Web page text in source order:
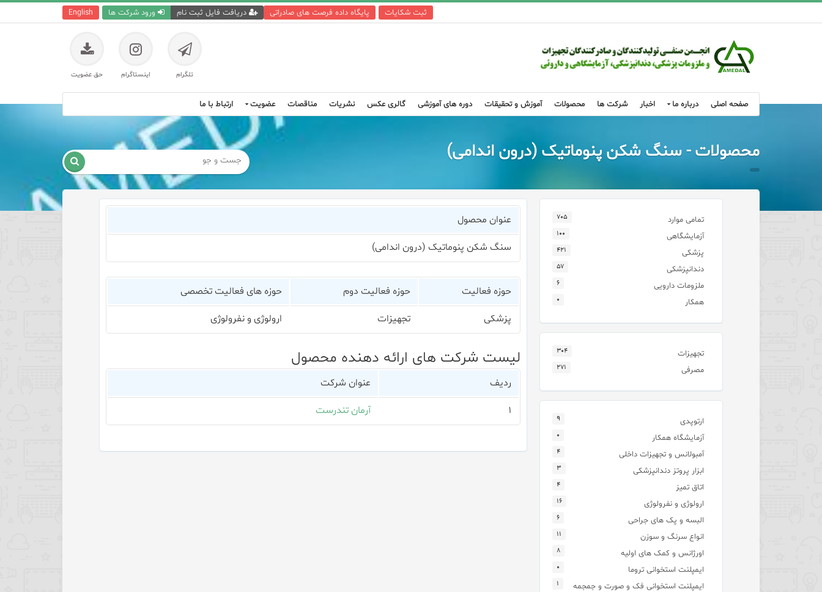
English ورود شرکت ها دریافت فایل ثبت نام پایگاه داده فرصت های صادراتی ثبت شکایات
تلگرام اینستاگرام حق عضویت
صفحه اصلی درباره ما اخبار شرکت ها محصولات آموزش و تحقیقات دوره های آموزشی گالری عکس نشریات مناقصات عضویت ارتباط با ما
محصولات - سنگ شكن پنوماتیک (درون اندامی) 
عنوان محصول
سنگ شكن پنوماتیک (درون اندامی)
حوزه فعالیت حوزه فعالیت دوم حوزه های فعالیت تخصصی
پزشکی تجهیزات ارولوژی و نفرولوژی
لیست شرکت های ارائه دهنده محصول
ردیف عنوان شرکت
۱ آرمان تندرست
تمامی موارد ۷۰۵
آزمایشگاهی ۱۰۰
پزشکی ۴۲۱
دندانپزشکی ۵۷
ملزومات دارویی ۶
همکار ۰
تجهیزات ۳۰۴
مصرفی ۲۷۱
ارتوپدی ۹
آزمایشگاه همکار ۰
آمبولانس و تجهیزات داخلی ۴
ابزار پروتز دندانپزشکی ۳
اتاق تمیز ۴
ارولوژی و نفرولوژی ۱۶
البسه و پک های جراحی ۶
انواع سرنگ و سوزن ۱۱
اورژانس و کمک های اولیه ۸
ایمپلنت استخوانی تروما ۰
ایمپلنت استخوانی فک و صورت و جمجمه ۱